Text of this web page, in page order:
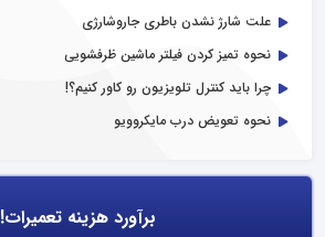
علت شارژ نشدن باطری جاروشارژی
نحوه تمیز کردن فیلتر ماشین ظرفشویی
چرا باید کنترل تلویزیون رو کاور کنیم؟!
نحوه تعویض درب مایکروویو
برآورد هزینه تعمیرات!